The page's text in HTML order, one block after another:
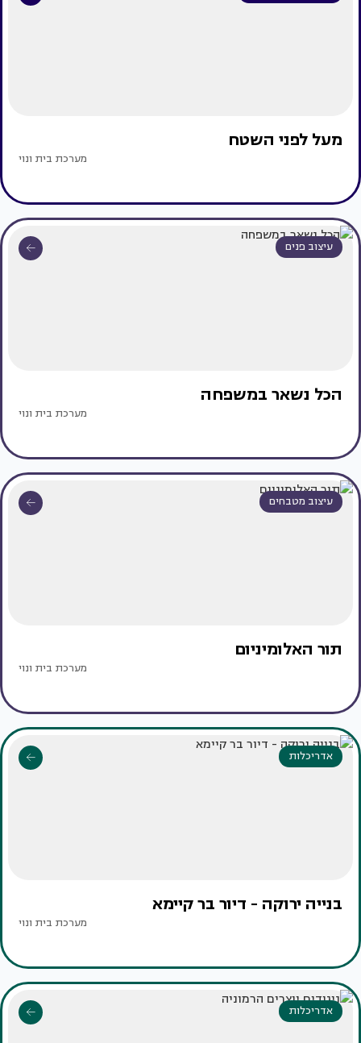
מעל לפני השטח
מערכת בית ונוי
עיצוב פנים
הכל נשאר במשפחה
מערכת בית ונוי
עיצוב מטבחים
תור האלומיניום
מערכת בית ונוי
אדריכלות
בנייה ירוקה - דיור בר קיימא
מערכת בית ונוי
אדריכלות